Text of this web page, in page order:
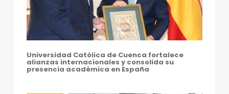
Universidad Católica de Cuenca fortalece
alianzas internacionales y consolida su
presencia académica en España